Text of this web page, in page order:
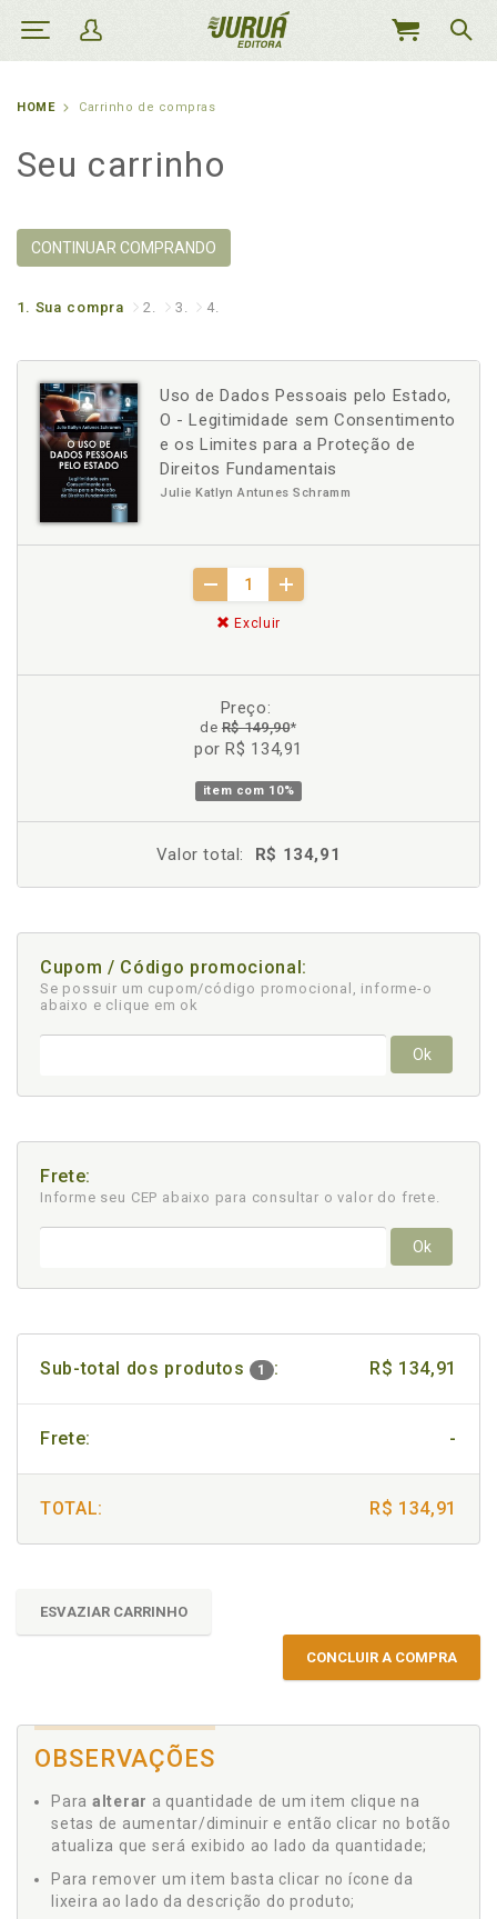
MEU
HOME Carrinho de compras
Seu carrinho
CONTINUAR COMPRANDO
1. Sua compra 2. 3. 4.
Uso de Dados Pessoais pelo Estado,
O - Legitimidade sem Consentimento
e os Limites para a Proteção de
Direitos Fundamentais
Julie Katlyn Antunes Schramm
Excluir
Preço:
deR$ 149,90*
por R$ 134,91
item com 10%
Valor total: R$ 134,91
Cupom / Código promocional:
Se possuir um cupom/código promocional, informe-o
abaixo e clique em ok
Ok
Frete:
Informe seu CEP abaixo para consultar o valor do frete.
Ok
Sub-total dos produtos 1 : R$ 134,91
Frete: -
TOTAL: R$ 134,91
ESVAZIAR CARRINHO
CONCLUIR A COMPRA
OBSERVAÇÕES
Para alterar a quantidade de um item clique na
setas de aumentar/diminuir e então clicar no botão
atualiza que será exibido ao lado da quantidade;
Para remover um item basta clicar no ícone da
lixeira ao lado da descrição do produto;